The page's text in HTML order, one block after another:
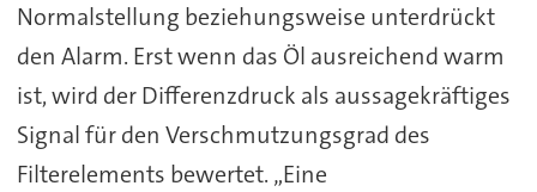
Normalstellung beziehungsweise unterdrückt
den Alarm. Erst wenn das Öl ausreichend warm
ist, wird der Differenzdruck als aussagekräftiges
Signal für den Verschmutzungsgrad des
Filterelements bewertet. „Eine